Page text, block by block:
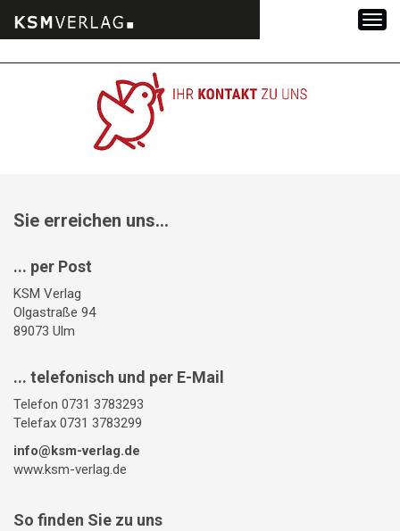
Sie erreichen uns...
... per Post
KSM Verlag
Olgastraße 94
89073 Ulm
... telefonisch und per E-Mail
Telefon 0731 3783293
Telefax 0731 3783299
info@ksm-verlag.de
www.ksm-verlag.de
So finden Sie zu uns